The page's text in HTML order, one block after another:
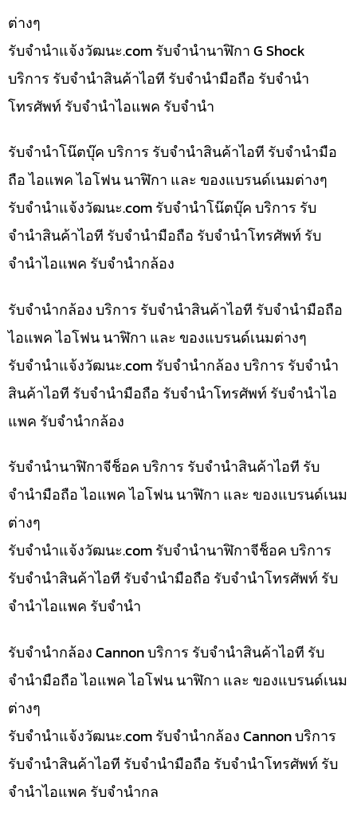
ต่างๆ
รับจํานําแจ้งวัฒนะ.com รับจำนำนาฬิกา G Shock
บริการ รับจำนำสินค้าไอที รับจำนำมือถือ รับจำนำ
โทรศัพท์ รับจำนำไอแพค รับจำนำ
รับจำนำโน๊ตบุ๊ค บริการ รับจำนำสินค้าไอที รับจำนำมือ
ถือ ไอแพค ไอโฟน นาฬิกา และ ของแบรนด์เนมต่างๆ
รับจํานําแจ้งวัฒนะ.com รับจำนำโน๊ตบุ๊ค บริการ รับ
จำนำสินค้าไอที รับจำนำมือถือ รับจำนำโทรศัพท์ รับ
จำนำไอแพค รับจำนำกล้อง
รับจำนำกล้อง บริการ รับจำนำสินค้าไอที รับจำนำมือถือ
ไอแพค ไอโฟน นาฬิกา และ ของแบรนด์เนมต่างๆ
รับจํานําแจ้งวัฒนะ.com รับจำนำกล้อง บริการ รับจำนำ
สินค้าไอที รับจำนำมือถือ รับจำนำโทรศัพท์ รับจำนำไอ
แพค รับจำนำกล้อง
รับจำนำนาฬิกาจีช็อค บริการ รับจำนำสินค้าไอที รับ
จำนำมือถือ ไอแพค ไอโฟน นาฬิกา และ ของแบรนด์เนม
ต่างๆ
รับจํานําแจ้งวัฒนะ.com รับจำนำนาฬิกาจีช็อค บริการ
รับจำนำสินค้าไอที รับจำนำมือถือ รับจำนำโทรศัพท์ รับ
จำนำไอแพค รับจำนำ
รับจำนำกล้อง Cannon บริการ รับจำนำสินค้าไอที รับ
จำนำมือถือ ไอแพค ไอโฟน นาฬิกา และ ของแบรนด์เนม
ต่างๆ
รับจํานําแจ้งวัฒนะ.com รับจำนำกล้อง Cannon บริการ
รับจำนำสินค้าไอที รับจำนำมือถือ รับจำนำโทรศัพท์ รับ
จำนำไอแพค รับจำนำกล